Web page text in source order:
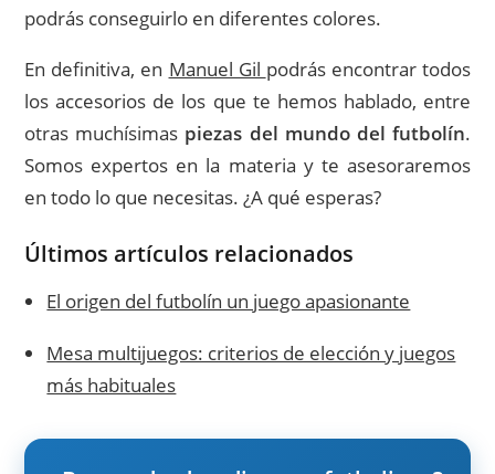
podrás conseguirlo en diferentes colores.
En definitiva, en Manuel Gil podrás encontrar todos
los accesorios de los que te hemos hablado, entre
otras muchísimas piezas del mundo del futbolín.
Somos expertos en la materia y te asesoraremos
en todo lo que necesitas. ¿A qué esperas?
Últimos artículos relacionados
El origen del futbolín un juego apasionante
Mesa multijuegos: criterios de elección y juegos
más habituales